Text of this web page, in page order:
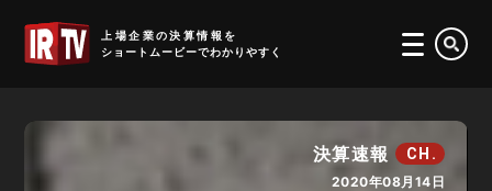
上場企業の決算情報を
ショートムービーでわかりやすく
決算速報 CH.
2020年08月14日